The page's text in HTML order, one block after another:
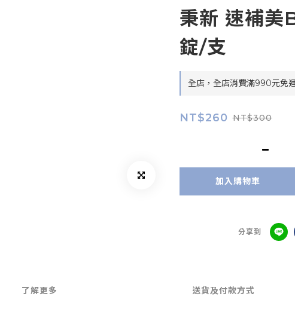
秉新 速補美
錠/支
全店，全店消費滿990元免
NT$260 NT$300
加入購物車
分享到
了解更多 送貨及付款方式